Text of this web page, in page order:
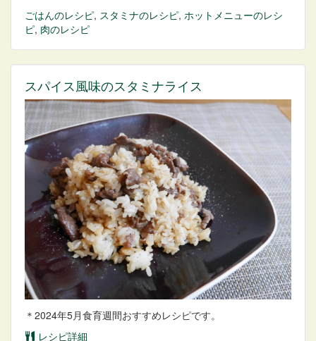
ごはんのレシピ, スタミナのレシピ, ホットメニューのレシ
ピ, 肉のレシピ
スパイス風味のスタミナライス
＊2024年5月食育週間おすすめレシピです。
レシピ詳細